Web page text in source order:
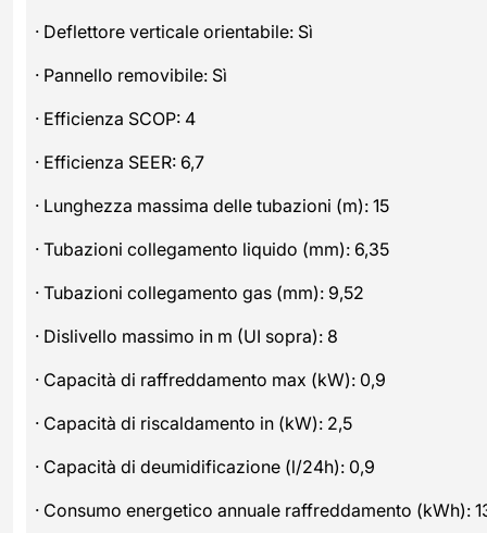
· Deflettore verticale orientabile: Sì
· Pannello removibile: Sì
· Efficienza SCOP: 4
· Efficienza SEER: 6,7
· Lunghezza massima delle tubazioni (m): 15
· Tubazioni collegamento liquido (mm): 6,35
· Tubazioni collegamento gas (mm): 9,52
· Dislivello massimo in m (UI sopra): 8
· Capacità di raffreddamento max (kW): 0,9
· Capacità di riscaldamento in (kW): 2,5
· Capacità di deumidificazione (l/24h): 0,9
· Consumo energetico annuale raffreddamento (kWh):